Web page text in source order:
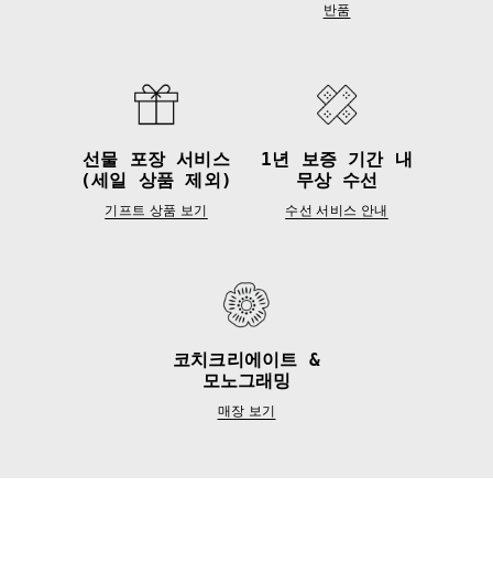
반품
선물 포장 서비스
(세일 상품 제외)
기프트 상품 보기
1년 보증 기간 내
무상 수선
수선 서비스 안내
코치크리에이트 &
모노그래밍
매장 보기